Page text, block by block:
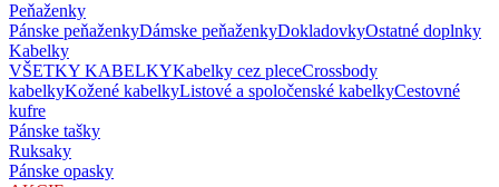
Peňaženky
Pánske peňaženkyDámske peňaženkyDokladovkyOstatné doplnky
Kabelky
VŠETKY KABELKYKabelky cez pleceCrossbody
kabelkyKožené kabelkyListové a spoločenské kabelkyCestovné
kufre
Pánske tašky
Ruksaky
Pánske opasky